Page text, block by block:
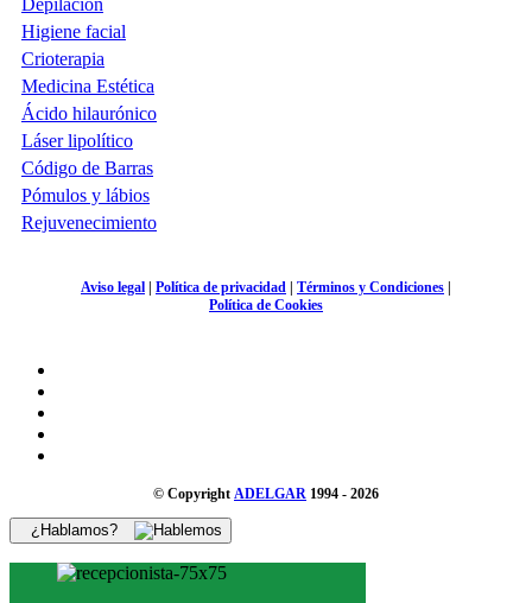
Higiene facial
Crioterapia
Medicina Estética
Ácido hilaurónico
Láser lipolítico
Código de Barras
Pómulos y lábios
Rejuvenecimiento
Aviso legal | Política de privacidad | Términos y Condiciones |
Política de Cookies
© Copyright ADELGAR 1994 - 2026
¿Hablamos?